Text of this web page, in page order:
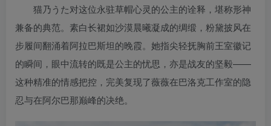
猫乃うた对这位永驻草帽心灵的公主的诠释，堪称形神
兼备的典范。素白长裙如沙漠晨曦凝成的绸缎，粉黛披风在
步履间翻涌着阿拉巴斯坦的晚霞。她指尖轻抚胸前王室徽记
的瞬间，眼中流转的既是公主的忧思，亦是战友的坚毅——
这种精准的情感把控，完美复现了薇薇在巴洛克工作室的隐
忍与在阿尔巴那巅峰的决绝。